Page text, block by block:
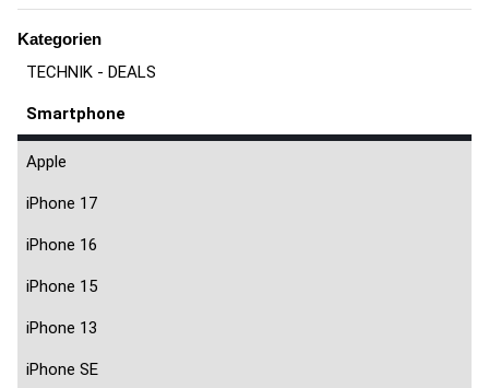
Kategorien
TECHNIK - DEALS
Smartphone
Apple
iPhone 17
iPhone 16
iPhone 15
iPhone 13
iPhone SE